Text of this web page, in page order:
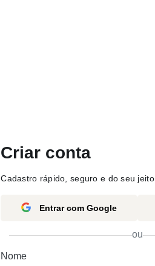
Criar conta
Cadastro rápido, seguro e do seu jeito.
Entrar com Google
ou
Nome